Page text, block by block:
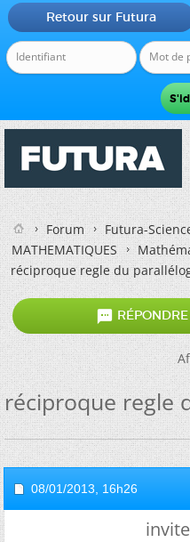
Retour sur Futura
Forum
Futura-
MATHEMATIQUES
réciproque regle du

réciproque regle
08/01/2013, 16h26